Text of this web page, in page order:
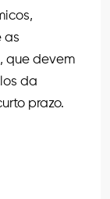
as
que devem
da
prazo.